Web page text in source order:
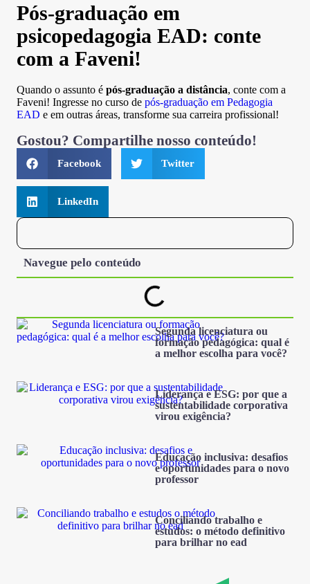
Pós-graduação em
psicopedagogia EAD: conte
com a Faveni!
Quando o assunto é pós-graduação a distância, conte com a
Faveni! Ingresse no curso de pós-graduação em Pedagogia
EAD e em outras áreas, transforme sua carreira profissional!
Gostou? Compartilhe nosso conteúdo!
Facebook Twitter
LinkedIn
Navegue pelo conteúdo
Segunda licenciatura ou
formação pedagógica: qual é
a melhor escolha para você?
Liderança e ESG: por que a
sustentabilidade corporativa
virou exigência?
Educação inclusiva: desafios
e oportunidades para o novo
professor
Conciliando trabalho e
estudos: o método definitivo
para brilhar no ead